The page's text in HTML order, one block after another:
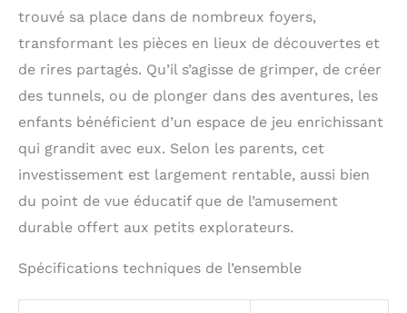
trouvé sa place dans de nombreux foyers,
transformant les pièces en lieux de découvertes et
de rires partagés. Qu’il s’agisse de grimper, de créer
des tunnels, ou de plonger dans des aventures, les
enfants bénéficient d’un espace de jeu enrichissant
qui grandit avec eux. Selon les parents, cet
investissement est largement rentable, aussi bien
du point de vue éducatif que de l’amusement
durable offert aux petits explorateurs.
Spécifications techniques de l’ensemble